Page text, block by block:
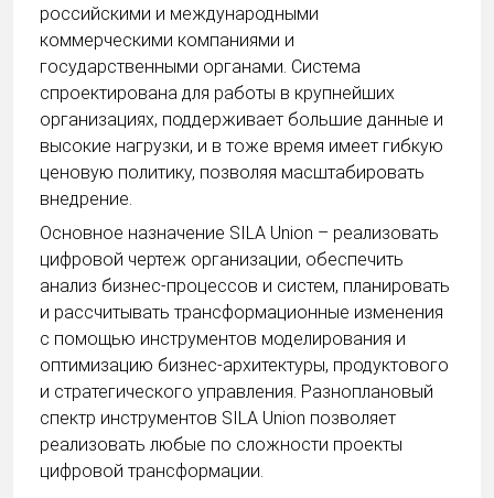
российскими и международными
коммерческими компаниями и
государственными органами. Система
спроектирована для работы в крупнейших
организациях, поддерживает большие данные и
высокие нагрузки, и в тоже время имеет гибкую
ценовую политику, позволяя масштабировать
внедрение.
Основное назначение SILA Union – реализовать
цифровой чертеж организации, обеспечить
анализ бизнес-процессов и систем, планировать
и рассчитывать трансформационные изменения
с помощью инструментов моделирования и
оптимизацию бизнес-архитектуры, продуктового
и стратегического управления. Разноплановый
спектр инструментов SILA Union позволяет
реализовать любые по сложности проекты
цифровой трансформации.